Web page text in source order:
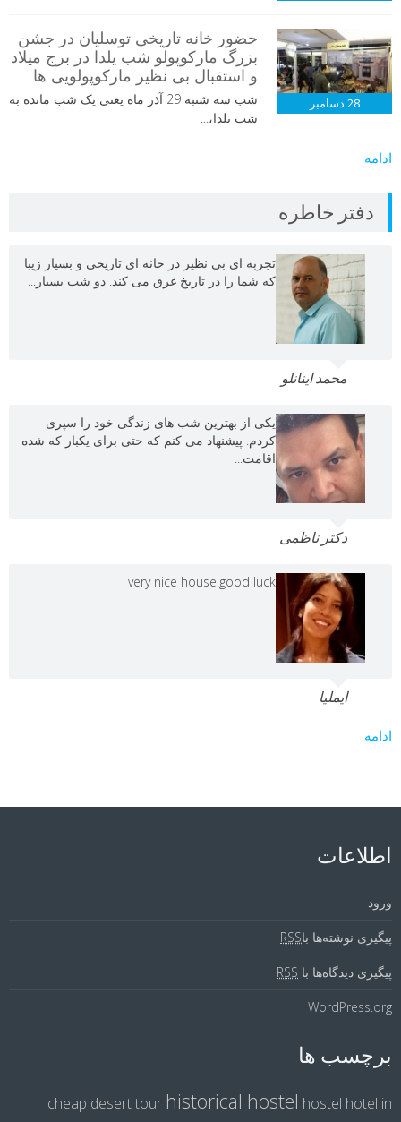
28 دسامبر
حضور خانه تاریخی توسلیان در جشن
بزرگ مارکوپولو شب یلدا در برج میلاد
و استقبال بی نظیر مارکوپولویی ها
شب سه شنبه 29 آذر ماه یعنی یک شب مانده به
شب یلدا،...
ادامه
دفتر خاطره
تجربه ای بی نظیر در خانه ای تاریخی و بسیار زیبا
که شما را در تاریخ غرق می کند. دو شب بسیار...
محمد اینانلو
یکی از بهترین شب های زندگی خود را سپری
کردم. پیشنهاد می کنم که حتی برای یکبار که شده
اقامت...
دکتر ناظمی
very nice house.good luck
ایملیا
ادامه
اطلاعات
ورود
پیگیری نوشته‌ها باRSS
پیگیری دیدگاه‌ها با RSS
WordPress.org
برچسب ها
cheap desert tour historical hostel hostel hotel in